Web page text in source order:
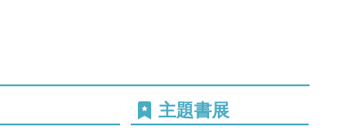
主題書展